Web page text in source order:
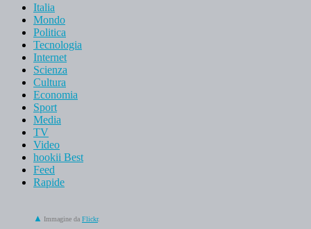
Italia
Mondo
Politica
Tecnologia
Internet
Scienza
Cultura
Economia
Sport
Media
TV
Video
hookii Best
Feed
Rapide
Immagine da Flickr.